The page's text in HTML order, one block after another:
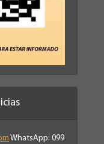
WhatsApp: 099